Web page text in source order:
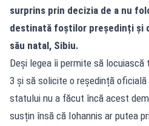
surprins prin decizia de a nu
destinată foștilor președinți și
său natal, Sibiu.
Deși legea îi permite să locuiască
3 și să solicite o reședință
statului nu a făcut încă acest
susțin însă că Iohannis ar putea